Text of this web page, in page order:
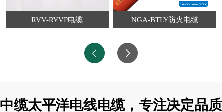
RVV-RVVP电缆 NGA-BTLY防火电缆
中缆太平洋电线电缆，专注决定品质